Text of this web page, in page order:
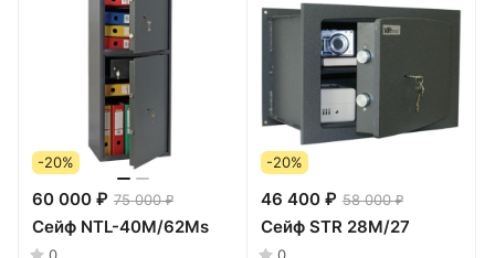
-20%
60 000 ₽ 75 000 ₽
Сейф NTL-40М/62Ms
0
-20%
46 400 ₽ 58 000 ₽
Сейф STR 28M/27
0